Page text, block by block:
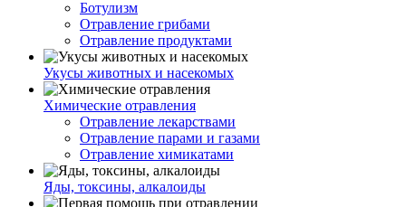
Ботулизм
Отравление грибами
Отравление продуктами
Укусы животных и насекомых
Химические отравления
Отравление лекарствами
Отравление парами и газами
Отравление химикатами
Яды, токсины, алкалоиды